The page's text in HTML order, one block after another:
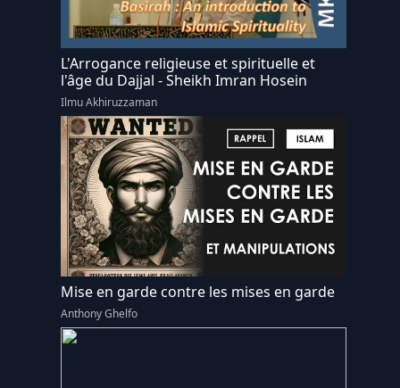
L'Arrogance religieuse et spirituelle et
l'âge du Dajjal - Sheikh Imran Hosein
Ilmu Akhiruzzaman
Mise en garde contre les mises en garde
Anthony Ghelfo